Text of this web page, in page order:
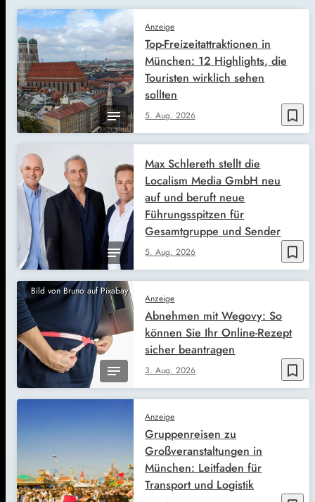
bookmark_border
Anzeige
5. Aug. 2026
Top-Freizeitattraktionen in
München: 12 Highlights, die
Touristen wirklich sehen
sollten
bookmark_border
5. Aug. 2026
Max Schlereth stellt die
Localism Media GmbH neu
auf und beruft neue
Führungsspitzen für
Gesamtgruppe und Sender
Bild von Bruno auf Pixabay
bookmark_border
Anzeige
3. Aug. 2026
Abnehmen mit Wegovy: So
können Sie Ihr Online-Rezept
sicher beantragen
Anzeige
Gruppenreisen zu
Großveranstaltungen in
München: Leitfaden für
Transport und Logistik